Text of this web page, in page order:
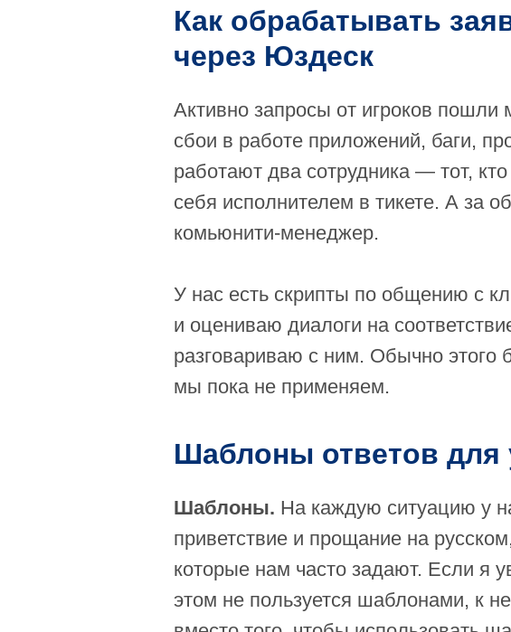
Как обрабатывать
через Юздеск
Активно запросы от игроков пошли
сбои в работе приложений, баги,
работают два сотрудника — тот,
себя исполнителем в тикете. А за
комьюнити-менеджер.
У нас есть скрипты по общению с
и оцениваю диалоги на
разговариваю с ним. Обычно этого
мы пока не применяем.
Шаблоны ответов для
Шаблоны. На каждую ситуацию у
приветствие и прощание на
которые нам часто задают. Если я
этом не пользуется шаблонами, к